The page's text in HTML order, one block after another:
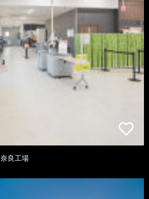
良工場